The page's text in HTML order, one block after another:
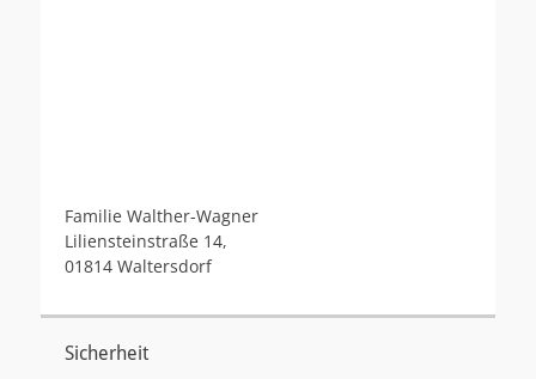
Familie Walther-Wagner
Liliensteinstraße 14,
01814 Waltersdorf
Sicherheit